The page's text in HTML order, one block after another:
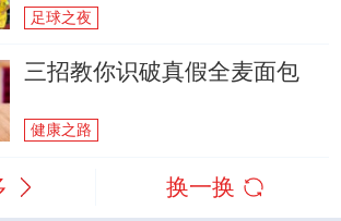
足球之夜
三招教你识破真假全麦面包
健康之路
换一换